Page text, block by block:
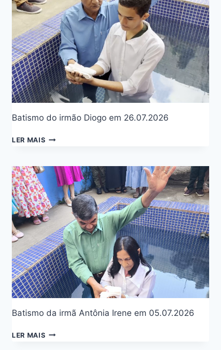
Batismo do irmão Diogo em 26.07.2026
LER MAIS
Batismo da irmã Antônia Irene em 05.07.2026
LER MAIS